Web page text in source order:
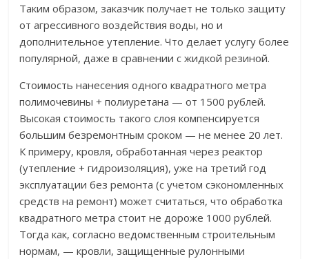
Таким образом, заказчик получает не только защиту
от агрессивного воздействия воды, но и
дополнительное утепление. Что делает услугу более
популярной, даже в сравнении с жидкой резиной.
Стоимость нанесения одного квадратного метра
полимочевины + полиуретана — от 1500 рублей.
Высокая стоимость такого слоя компенсируется
большим безремонтным сроком — не менее 20 лет.
К примеру, кровля, обработанная через реактор
(утепление + гидроизоляция), уже на третий год
эксплуатации без ремонта (с учетом сэкономленных
средств на ремонт) может считаться, что обработка
квадратного метра стоит не дороже 1000 рублей.
Тогда как, согласно ведомственным строительным
нормам, — кровли, защищенные рулонными